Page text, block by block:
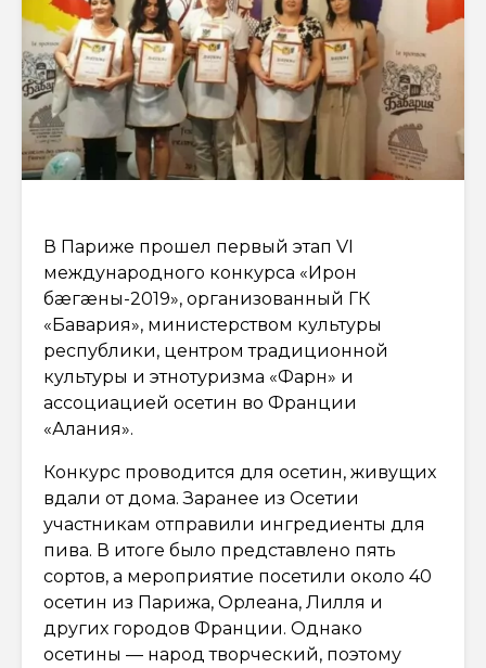
В Париже прошел первый этап VI
международного конкурса «Ирон
бæгæны-2019», организованный ГК
«Бавария», министерством культуры
республики, центром традиционной
культуры и этнотуризма «Фарн» и
ассоциацией осетин во Франции
«Алания».
Конкурс проводится для осетин, живущих
вдали от дома. Заранее из Осетии
участникам отправили ингредиенты для
пива. В итоге было представлено пять
сортов, а мероприятие посетили около 40
осетин из Парижа, Орлеана, Лилля и
других городов Франции. Однако
осетины — народ творческий, поэтому